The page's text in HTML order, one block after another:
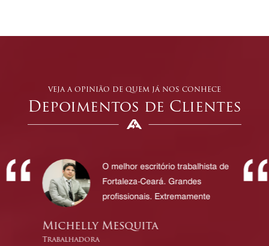
veja a opinião de quem já nos conhece
Depoimentos de Clientes
Michelly Mesquita
Trabalhadora
O melhor escritório trabalhista de
Fortaleza-Ceará. Grandes
profissionais. Extremamente